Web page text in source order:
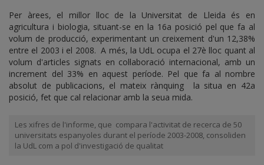
Per àrees, el millor lloc de la Universitat de Lleida és en
agricultura i biologia, situant-se en la 16a posició pel que fa al
volum de producció, experimentant un creixement d'un 12,38%
entre el 2003 i el 2008. A més, la UdL ocupa el 27è lloc quant al
volum d'articles signats en col·laboració internacional, amb un
increment del 33% en aquest període. Pel que fa al nombre
absolut de publicacions, el mateix rànquing la situa en 42a
posició, fet que cal relacionar amb la seua mida.
Les xifres de l'informe, que compara l'activitat de recerca de 50
universitats espanyoles durant el període 2003-2008, consoliden
la UdL com a pol d'investigació de qualitat